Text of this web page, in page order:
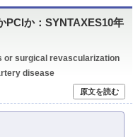
か：SYNTAXES10年
or surgical revascularization
disease
原文を読む